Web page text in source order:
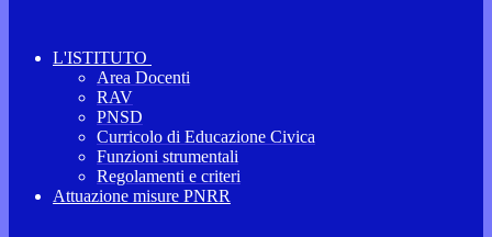
L'ISTITUTO
Area Docenti
RAV
PNSD
Curricolo di Educazione Civica
Funzioni strumentali
Regolamenti e criteri
Attuazione misure PNRR